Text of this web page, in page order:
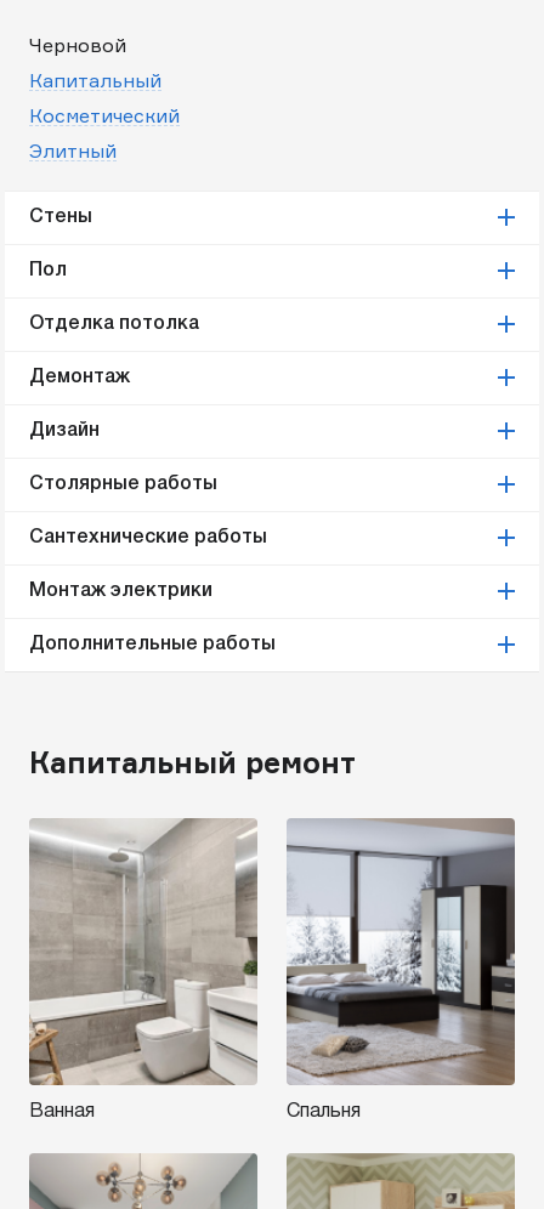
Черновой
Капитальный
Косметический
Элитный
Стены
Пол
Отделка потолка
Демонтаж
Дизайн
Столярные работы
Сантехнические работы
Монтаж электрики
Дополнительные работы
Капитальный ремонт
Ванная Спальня